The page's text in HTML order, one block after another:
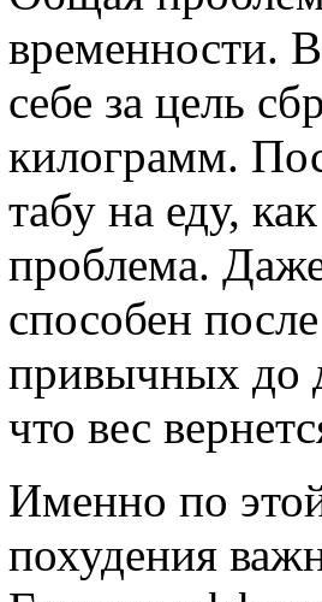
временности.
себе за цель
килограмм.
табу на еду,
проблема.
способен
привычных до
что вес
Именно по
похудения